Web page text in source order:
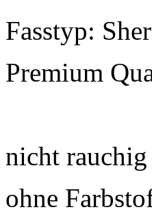
Fasstyp:
Premium
nicht rauchig
ohne